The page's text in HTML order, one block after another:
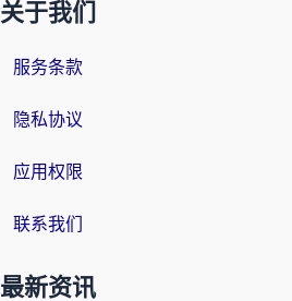
关于我们
服务条款
隐私协议
应用权限
联系我们
最新资讯